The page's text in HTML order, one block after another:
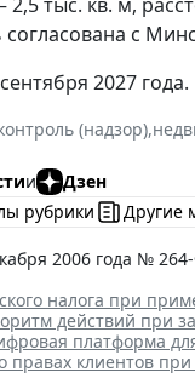
с
2027 года.
(надзор),
и
Дзен
рубрики
Другие
2006 года №
налога при
действий при
платформа
правах клиентов